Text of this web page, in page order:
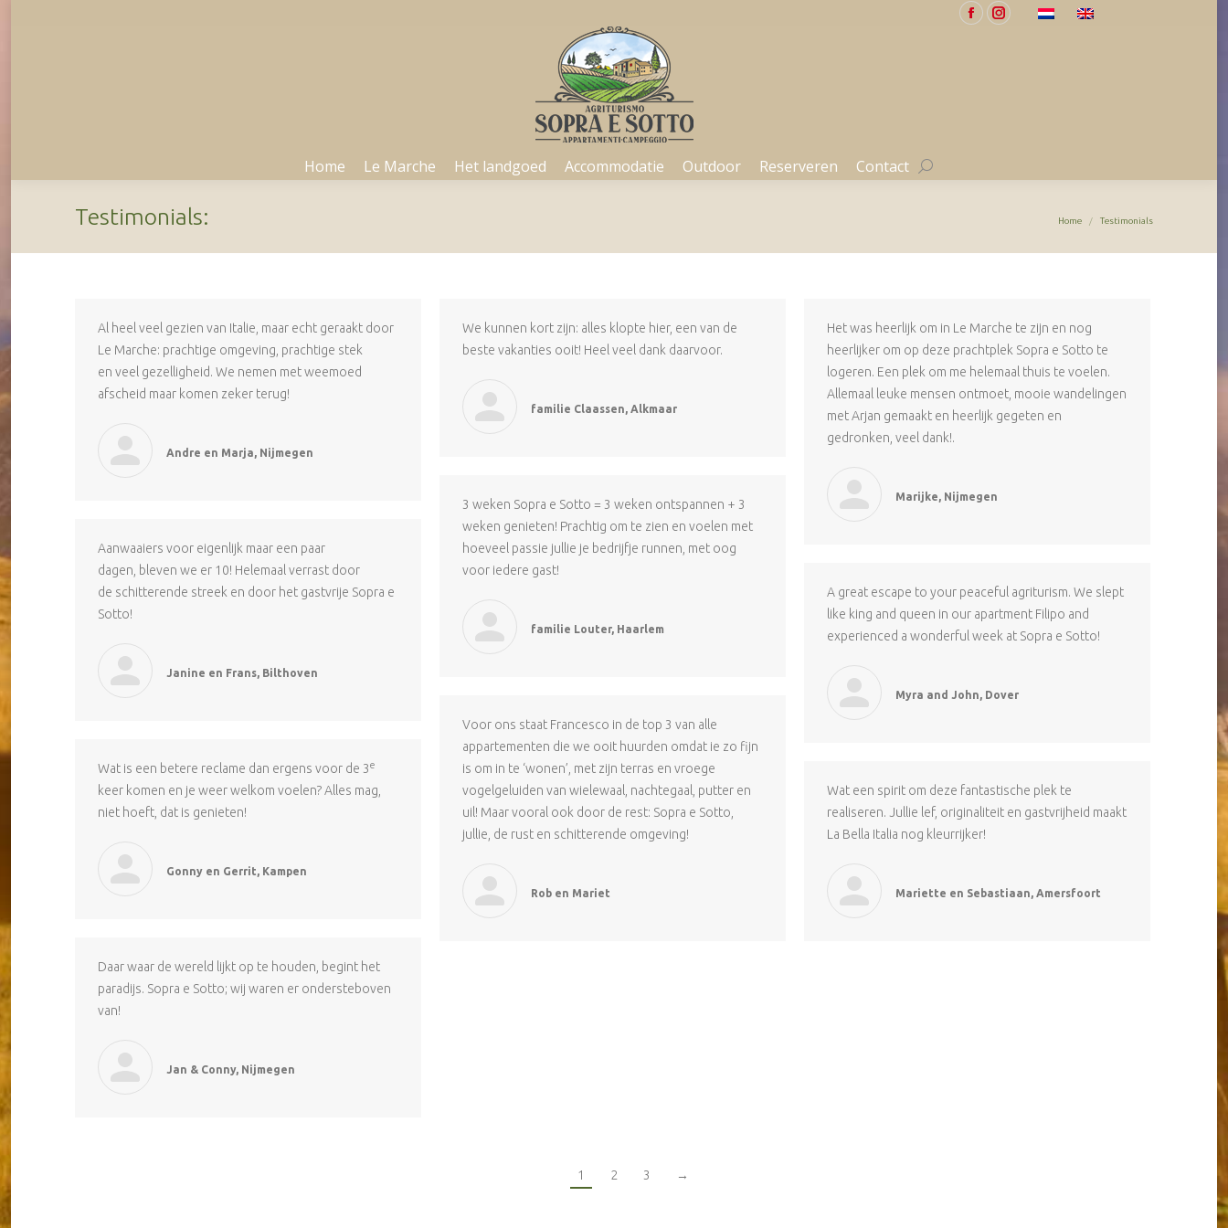
FacebookInstagram
Home Le Marche Het landgoed Accommodatie Outdoor Reserveren Contact Search:
Testimonials: Je bent hier:
Home Testimonials
Al heel veel gezien van Italie, maar echt geraakt door
Le Marche: prachtige omgeving, prachtige stek
en veel gezelligheid. We nemen met weemoed
afscheid maar komen zeker terug!
Andre en Marja, Nijmegen
We kunnen kort zijn: alles klopte hier, een van de
beste vakanties ooit! Heel veel dank daarvoor.
familie Claassen, Alkmaar
Het was heerlijk om in Le Marche te zijn en nog
heerlijker om op deze prachtplek Sopra e Sotto te
logeren. Een plek om me helemaal thuis te voelen.
Allemaal leuke mensen ontmoet, mooie wandelingen
met Arjan gemaakt en heerlijk gegeten en
gedronken, veel dank!.
Marijke, Nijmegen
3 weken Sopra e Sotto = 3 weken ontspannen + 3
weken genieten! Prachtig om te zien en voelen met
hoeveel passie jullie je bedrijfje runnen, met oog
voor iedere gast!
familie Louter, Haarlem
Aanwaaiers voor eigenlijk maar een paar
dagen, bleven we er 10! Helemaal verrast door
de schitterende streek en door het gastvrije Sopra e
Sotto!
Janine en Frans, Bilthoven
A great escape to your peaceful agriturism. We slept
like king and queen in our apartment Filipo and
experienced a wonderful week at Sopra e Sotto!
Myra and John, Dover
Voor ons staat Francesco in de top 3 van alle
appartementen die we ooit huurden omdat ie zo fijn
is om in te ‘wonen’, met zijn terras en vroege
vogelgeluiden van wielewaal, nachtegaal, putter en
uil! Maar vooral ook door de rest: Sopra e Sotto,
jullie, de rust en schitterende omgeving!
Rob en Mariet
Wat is een betere reclame dan ergens voor de 3e
keer komen en je weer welkom voelen? Alles mag,
niet hoeft, dat is genieten!
Gonny en Gerrit, Kampen
Wat een spirit om deze fantastische plek te
realiseren. Jullie lef, originaliteit en gastvrijheid maakt
La Bella Italia nog kleurrijker!
Mariette en Sebastiaan, Amersfoort
Daar waar de wereld lijkt op te houden, begint het
paradijs. Sopra e Sotto; wij waren er ondersteboven
van!
Jan & Conny, Nijmegen
1 2 3 →
Accommodatie